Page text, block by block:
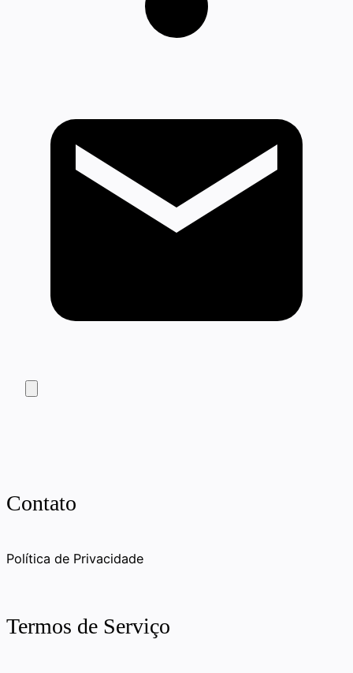
Contato
Política de Privacidade
Termos de Serviço